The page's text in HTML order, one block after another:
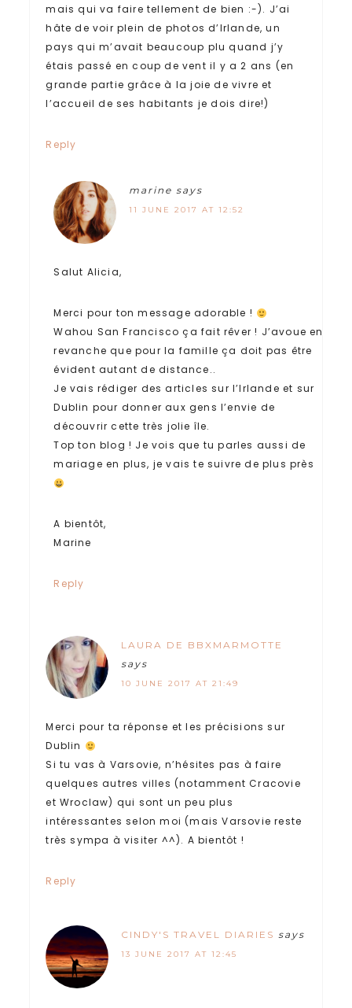
mais qui va faire tellement de bien :-). J’ai
hâte de voir plein de photos d’Irlande, un
pays qui m’avait beaucoup plu quand j’y
étais passé en coup de vent il y a 2 ans (en
grande partie grâce à la joie de vivre et
l’accueil de ses habitants je dois dire!)
Reply
marine says
11 JUNE 2017 AT 12:52
Salut Alicia,
Merci pour ton message adorable !
Wahou San Francisco ça fait rêver ! J’avoue en
revanche que pour la famille ça doit pas être
évident autant de distance..
Je vais rédiger des articles sur l’Irlande et sur
Dublin pour donner aux gens l’envie de
découvrir cette très jolie île.
Top ton blog ! Je vois que tu parles aussi de
mariage en plus, je vais te suivre de plus près
A bientôt,
Marine
Reply
LAURA DE BBXMARMOTTE
says
10 JUNE 2017 AT 21:49
Merci pour ta réponse et les précisions sur
Dublin
Si tu vas à Varsovie, n’hésites pas à faire
quelques autres villes (notamment Cracovie
et Wroclaw) qui sont un peu plus
intéressantes selon moi (mais Varsovie reste
très sympa à visiter ^^). A bientôt !
Reply
CINDY'S TRAVEL DIARIES says
13 JUNE 2017 AT 12:45